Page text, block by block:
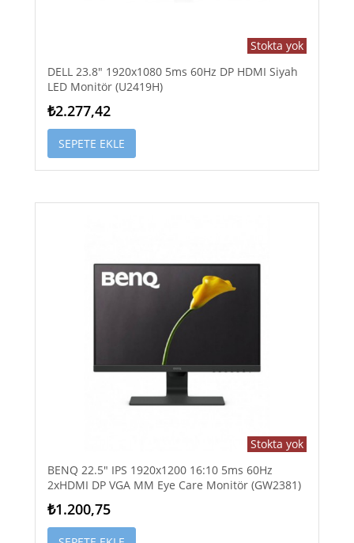
Stokta yok
DELL 23.8" 1920x1080 5ms 60Hz DP HDMI Siyah
LED Monitör (U2419H)
₺2.277,42
SEPETE EKLE
Stokta yok
BENQ 22.5" IPS 1920x1200 16:10 5ms 60Hz
2xHDMI DP VGA MM Eye Care Monitör (GW2381)
₺1.200,75